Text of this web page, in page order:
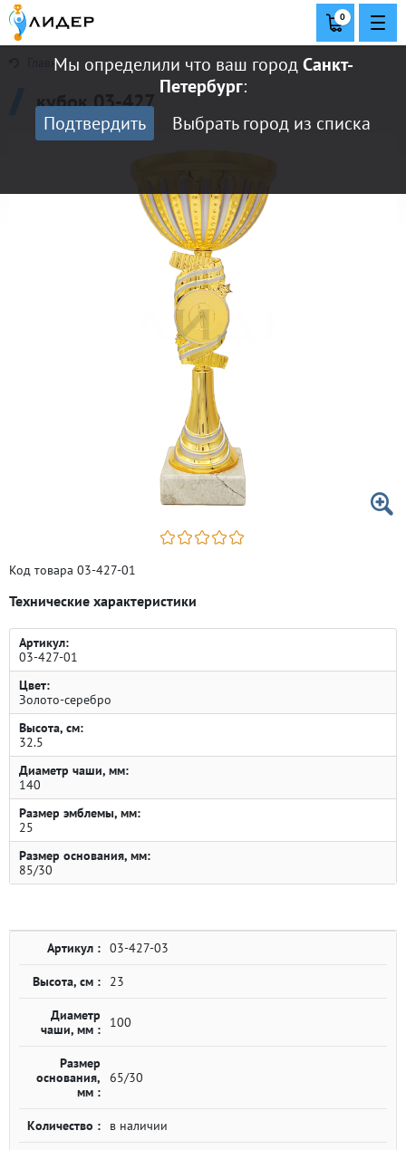
Мы определили что ваш городСанкт-
Петербург:
Подтвердить
Выбрать город из списка
0
Главная
кубок 03-427
Код товара 03-427-01
Технические характеристики
Артикул:
03-427-01
Цвет:
Золото-серебро
Высота, см:
32.5
Диаметр чаши, мм:
140
Размер эмблемы, мм:
25
Размер основания, мм:
85/30
Артикул : 03-427-03
Высота, см : 23
Диаметр
чаши, мм :
100
Размер
основания,
мм :
65/30
Количество : в наличии